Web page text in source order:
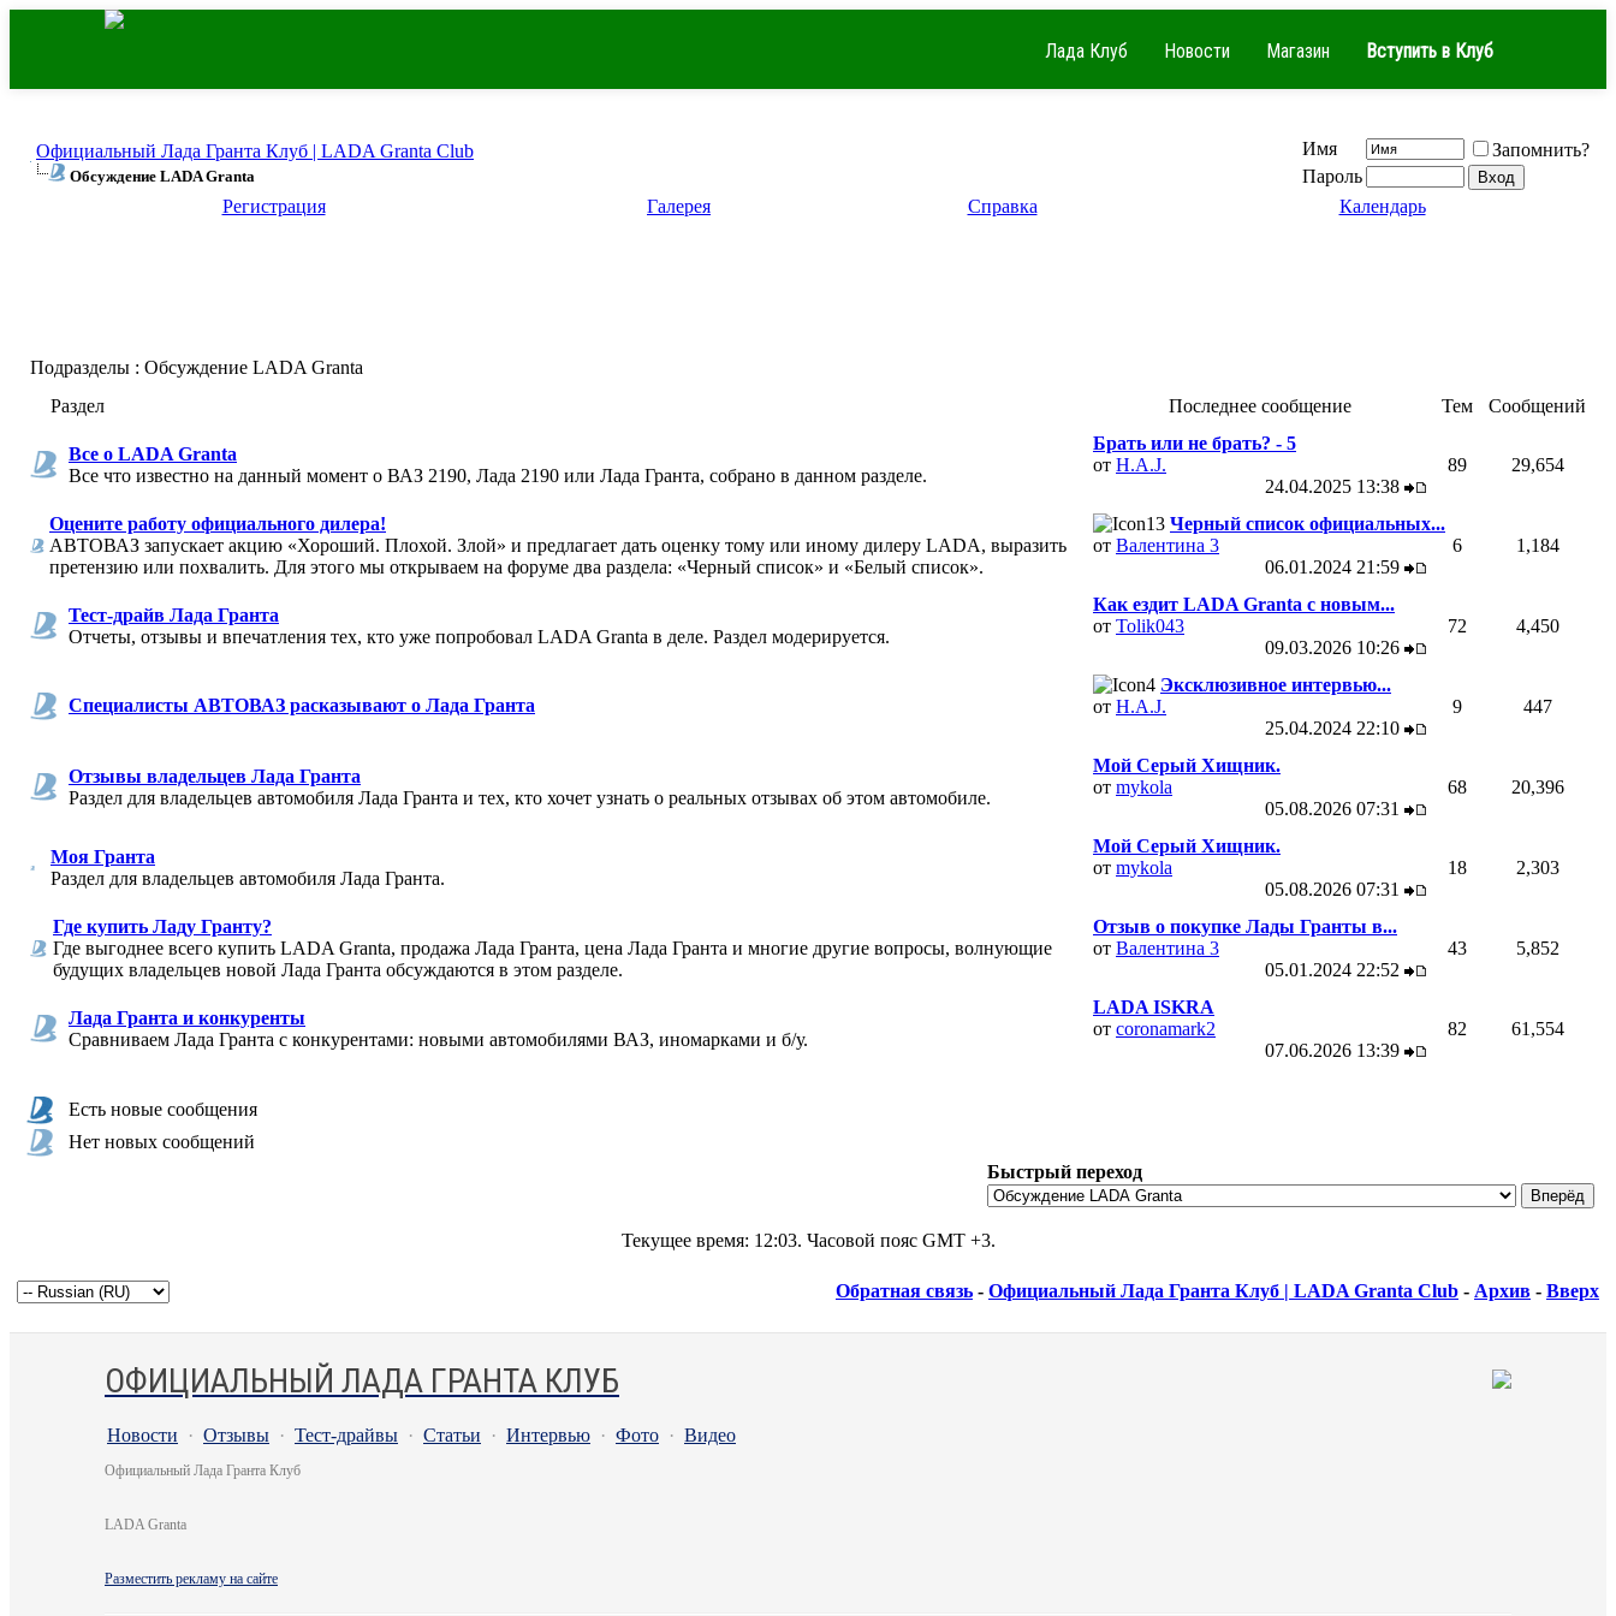
Лада Клуб Новости Магазин Вступить в Клуб
Официальный Лада Гранта Клуб | LADA Granta Club
Обсуждение LADA Granta
Имя
Запомнить?
Пароль
Регистрация
Галерея Справка Календарь
Подразделы : Обсуждение LADA Granta
Раздел
Последнее сообщение Тем Сообщений
Все о LADA Granta
Все что известно на данный момент о ВАЗ 2190, Лада 2190 или Лада Гранта, собрано в данном разделе.
Брать или не брать? - 5
от H.A.J.
24.04.2025 13:38
89 29,654
Оцените работу официального дилера!
АВТОВАЗ запускает акцию «Хороший. Плохой. Злой» и предлагает дать оценку тому или иному дилеру LADA, выразить
претензию или похвалить. Для этого мы открываем на форуме два раздела: «Черный список» и «Белый список».
Черный список официальных...
от Валентина 3
06.01.2024 21:59
6 1,184
Тест-драйв Лада Гранта
Отчеты, отзывы и впечатления тех, кто уже попробовал LADA Granta в деле. Раздел модерируется.
Как ездит LADA Granta с новым...
от Tolik043
09.03.2026 10:26
72 4,450
Специалисты АВТОВАЗ расказывают о Лада Гранта
Эксклюзивное интервью...
от H.A.J.
25.04.2024 22:10
9 447
Отзывы владельцев Лада Гранта
Раздел для владельцев автомобиля Лада Гранта и тех, кто хочет узнать о реальных отзывах об этом автомобиле.
Мой Серый Хищник.
от mykola
05.08.2026 07:31
68 20,396
Моя Гранта
Раздел для владельцев автомобиля Лада Гранта.
Мой Серый Хищник.
от mykola
05.08.2026 07:31
18 2,303
Где купить Ладу Гранту?
Где выгоднее всего купить LADA Granta, продажа Лада Гранта, цена Лада Гранта и многие другие вопросы, волнующие
будущих владельцев новой Лада Гранта обсуждаются в этом разделе.
Отзыв о покупке Лады Гранты в...
от Валентина 3
05.01.2024 22:52
43 5,852
Лада Гранта и конкуренты
Сравниваем Лада Гранта с конкурентами: новыми автомобилями ВАЗ, иномарками и б/у.
LADA ISKRA
от coronamark2
07.06.2026 13:39
82 61,554
Есть новые сообщения
Нет новых сообщений
Быстрый переход
Текущее время: 12:03. Часовой пояс GMT +3.
Обратная связь - Официальный Лада Гранта Клуб | LADA Granta Club - Архив - Вверх
ОФИЦИАЛЬНЫЙ ЛАДА ГРАНТА КЛУБ
Новости · Отзывы · Тест-драйвы · Статьи · Интервью · Фото · Видео
Официальный Лада Гранта Клуб
LADA Granta
Разместить рекламу на сайте